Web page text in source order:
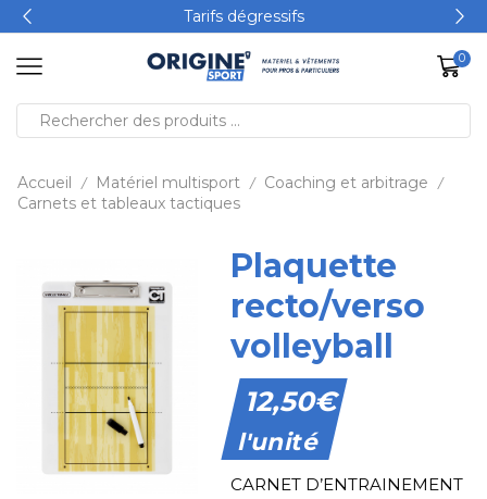
Tarifs dégressifs
0
Accueil / Matériel multisport / Coaching et arbitrage /
Carnets et tableaux tactiques
Plaquette
recto/verso
volleyball
12,50€
l'unité
CARNET D’ENTRAINEMENT